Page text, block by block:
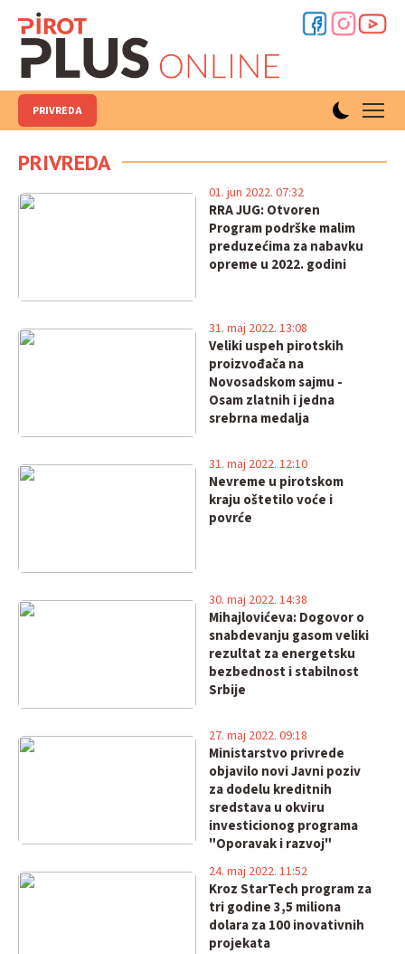
PRIVREDA
PRIVREDA
RRA JUG: Otvoren
Program podrške malim
preduzećima za nabavku
opreme u 2022. godini
01. jun 2022. 07:32
Veliki uspeh pirotskih
proizvođača na
Novosadskom sajmu -
Osam zlatnih i jedna
srebrna medalja
31. maj 2022. 13:08
Nevreme u pirotskom
kraju oštetilo voće i
povrće
31. maj 2022. 12:10
Mihajlovićeva: Dogovor o
snabdevanju gasom veliki
rezultat za energetsku
bezbednost i stabilnost
Srbije
30. maj 2022. 14:38
Ministarstvo privrede
objavilo novi Javni poziv
za dodelu kreditnih
sredstava u okviru
investicionog programa
"Oporavak i razvoj"
27. maj 2022. 09:18
Kroz StarTech program za
tri godine 3,5 miliona
dolara za 100 inovativnih
projekata
24. maj 2022. 11:52